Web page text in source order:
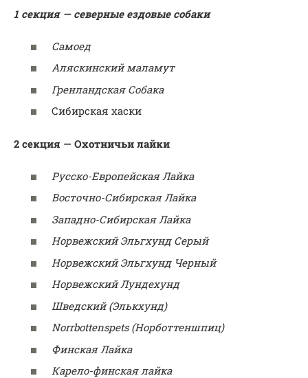
1 секция — северные ездовые собаки
Самоед
Аляскинский маламут
Гренландская Собака
Сибирская хаски
2 секция — Охотничьи лайки
Русско-Европейская Лайка
Восточно-Сибирская Лайка
Западно-Сибирская Лайка
Норвежский Эльгхунд Серый
Норвежский Эльгхунд Черный
Норвежский Лундехунд
Шведский (Элькхунд)
Norrbottenspets (Норботтеншпиц)
Финская Лайка
Карело-финская лайка